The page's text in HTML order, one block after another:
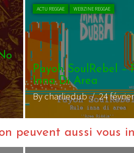
ACTU REGGAE WEBZINE REGGAE
Payoh SoulRebel –
Inna Di Area
By charliedub/ 24 février
peuvent aussi vous